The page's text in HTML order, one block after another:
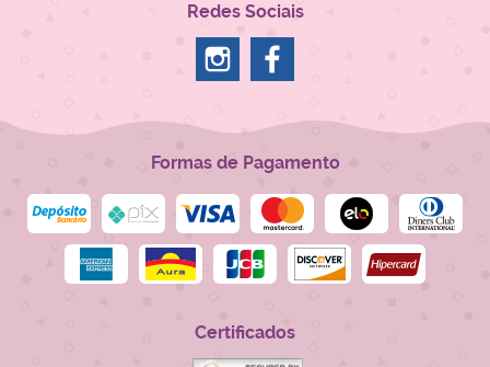
Redes Sociais
Formas de Pagamento
Certificados